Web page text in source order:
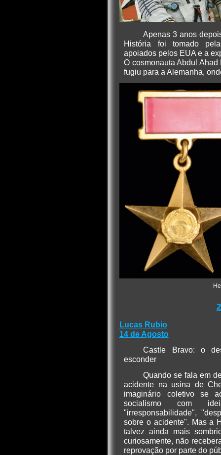
Apenas 3 anos
História foi tomado
apoiados pelos EUA e a
O cosmonauta Abdul
fugiu para a Alemanha,
Lucas Rubio
14 de Agosto
Castle Bravo: o
esconder
Quando se fala em
acidente na usina de
imaginário coletivo se
socialismo com
"irresponsabilidade",
sobre o acidente". Mas a
talvez ainda mais
curiosamente, não
reprovação por parte do